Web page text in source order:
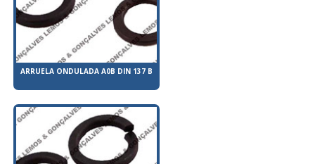
ARRUELA ONDULADA A0B DIN 137 B